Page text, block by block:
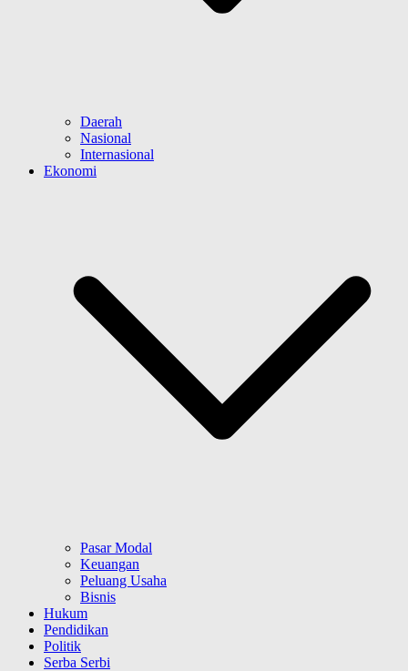
Daerah
Nasional
Internasional
Ekonomi
Pasar Modal
Keuangan
Peluang Usaha
Bisnis
Hukum
Pendidikan
Politik
Serba Serbi